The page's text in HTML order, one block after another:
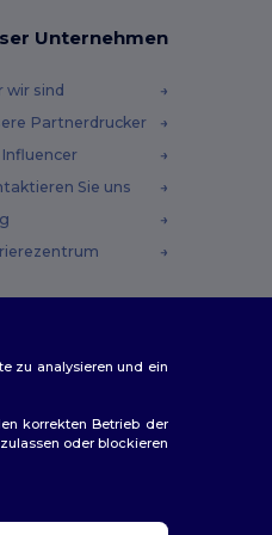
Unternehmen
wir sind
Partnerdrucker
Influencer
Sie uns
zu analysieren und ein
korrekten Betrieb der
oder blockieren